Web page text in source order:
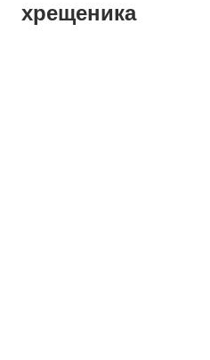
хрещеника